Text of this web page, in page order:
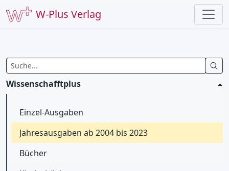
W-Plus Verlag
Wissenschafftplus
Einzel-Ausgaben
Jahresausgaben ab 2004 bis 2023
Bücher